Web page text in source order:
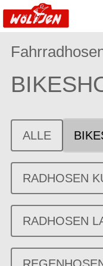
ALLE
RADHOSEN
RADHOSEN